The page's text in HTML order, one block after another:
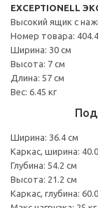
EXCEPTIONELL
Высокий ящик с
Номер товара:
Ширина: 30 см
Высота: 7 см
Длина: 57 см
Вес: 6.45 кг
Ширина: 36.4 см
Каркас, ширина:
Глубина: 54.2 см
Высота: 21.2 см
Каркас, глубина: